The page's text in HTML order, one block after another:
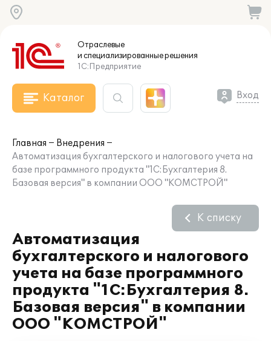
Отраслевые
и специализированныерешения
1С:Предприятие
Каталог Вход
Главная
Внедрения
Автоматизация бухгалтерского и налогового учета на
базе программного продукта "1С:Бухгалтерия 8.
Базовая версия" в компании ООО "КОМСТРОЙ"
Автоматизация
бухгалтерского и налогового
учета на базе программного
продукта "1С:Бухгалтерия 8.
Базовая версия" в компании
ООО "КОМСТРОЙ"
К списку